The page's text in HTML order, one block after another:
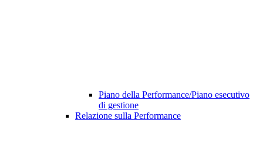
Piano della Performance/Piano esecutivo
di gestione
Relazione sulla Performance